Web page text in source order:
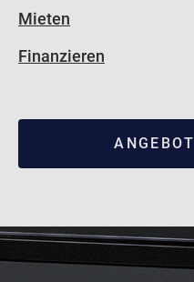
Mieten
Finanzieren